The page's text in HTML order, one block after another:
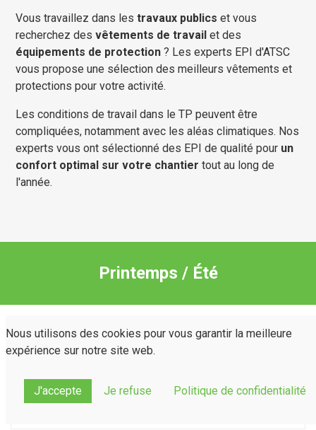
Vous travaillez dans lestravaux publics et vous
recherchez desvêtements de travail et des
équipements de protection ? Les experts EPI d'ATSC
vous propose une sélection des meilleurs vêtements et
protections pour votre activité.
Les conditions de travail dans le TP peuvent être
compliquées, notamment avec les aléas climatiques. Nos
experts vous ont sélectionné des EPI de qualité pour un
confort optimal sur votre chantier tout au long de
l'année.
Printemps / Été
Tee-Shirt HV Manches
Nous utilisons des cookies pour vous garantir la meilleure
expérience sur notre site web.
J'accepte Je refuse Politique de confidentialité